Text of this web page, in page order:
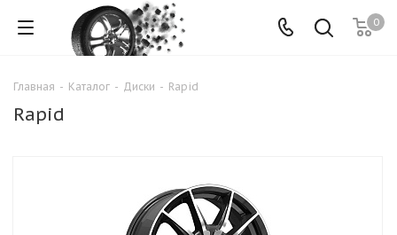
0
Главная - Каталог - Диски - Rapid
Rapid